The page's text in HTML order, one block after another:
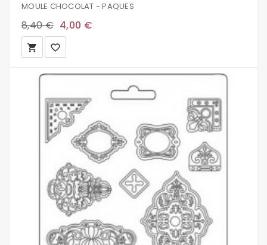
MOULE CHOCOLAT - PAQUES
8,40 € 4,00 €
local_grocery_store favorite_border